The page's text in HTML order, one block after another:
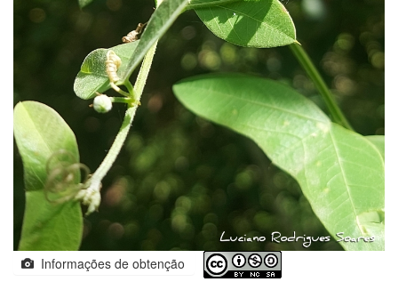
Informações de obtenção